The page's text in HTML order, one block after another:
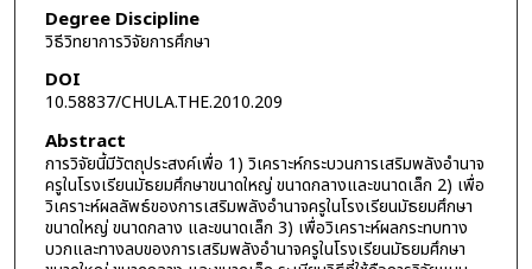
Degree Discipline
วิธีวิทยาการวิจัยการศึกษา
DOI
10.58837/CHULA.THE.2010.209
Abstract
การวิจัยนี้มีวัตถุประสงค์เพื่อ 1) วิเคราะห์กระบวนการเสริมพลังอำนาจ
ครูในโรงเรียนมัธยมศึกษาขนาดใหญ่ ขนาดกลางและขนาดเล็ก 2) เพื่อ
วิเคราะห์ผลลัพธ์ของการเสริมพลังอำนาจครูในโรงเรียนมัธยมศึกษา
ขนาดใหญ่ ขนาดกลาง และขนาดเล็ก 3) เพื่อวิเคราะห์ผลกระทบทาง
บวกและทางลบของการเสริมพลังอำนาจครูในโรงเรียนมัธยมศึกษา